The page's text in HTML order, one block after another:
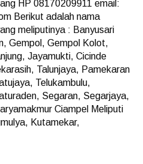
HP 08170209911 email:
Berikut adalah nama
meliputinya : Banyusari
Gempol, Gempol Kolot,
Jayamukti, Cicinde
Talunjaya, Pamekaran
Telukambulu,
Segaran, Segarjaya,
Ciampel Meliputi
Kutamekar,